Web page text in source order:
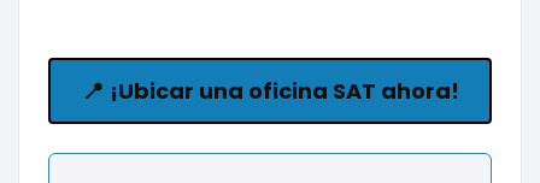
📍 ¡Ubicar una oficina SAT ahora!